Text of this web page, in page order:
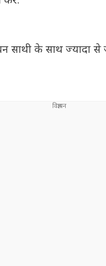
के साथ ज्यादा से